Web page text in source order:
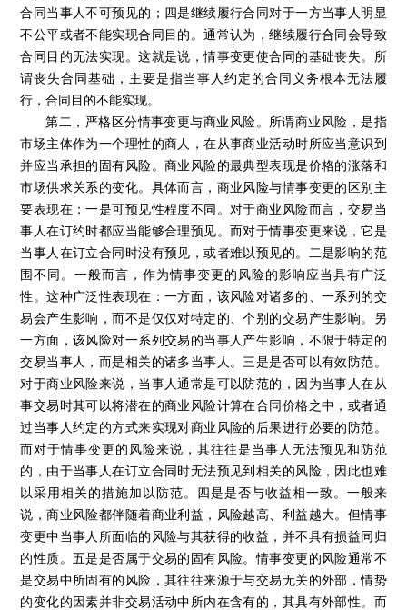
合同当事人不可预见的；四是继续履行合同对于一方当事人明显
不公平或者不能实现合同目的。通常认为，继续履行合同会导致
合同目的无法实现。这就是说，情事变更使合同的基础丧失。所
谓丧失合同基础，主要是指当事人约定的合同义务根本无法履
行，合同目的不能实现。
第二，严格区分情事变更与商业风险。所谓商业风险，是指
市场主体作为一个理性的商人，在从事商业活动时所应当意识到
并应当承担的固有风险。商业风险的最典型表现是价格的涨落和
市场供求关系的变化。具体而言，商业风险与情事变更的区别主
要表现在：一是可预见性程度不同。对于商业风险而言，交易当
事人在订约时都应当能够合理预见。而对于情事变更来说，它是
当事人在订立合同时没有预见，或者难以预见的。二是影响的范
围不同。一般而言，作为情事变更的风险的影响应当具有广泛
性。这种广泛性表现在：一方面，该风险对诸多的、一系列的交
易会产生影响，而不是仅仅对特定的、个别的交易产生影响。另
一方面，该风险对一系列交易的当事人产生影响，不限于特定的
交易当事人，而是相关的诸多当事人。三是是否可以有效防范。
对于商业风险来说，当事人通常是可以防范的，因为当事人在从
事交易时其可以将潜在的商业风险计算在合同价格之中，或者通
过当事人约定的方式来实现对商业风险的后果进行必要的防范。
而对于情事变更的风险来说，其往往是当事人无法预见和防范
的，由于当事人在订立合同时无法预见到相关的风险，因此也难
以采用相关的措施加以防范。四是是否与收益相一致。一般来
说，商业风险都伴随着商业利益，风险越高、利益越大。但情事
变更中当事人所面临的风险与其获得的收益，并不具有损益同归
的性质。五是是否属于交易的固有风险。情事变更的风险通常不
是交易中所固有的风险，其往往来源于与交易无关的外部，情势
的变化的因素并非交易活动中所内在含有的，其具有外部性。而